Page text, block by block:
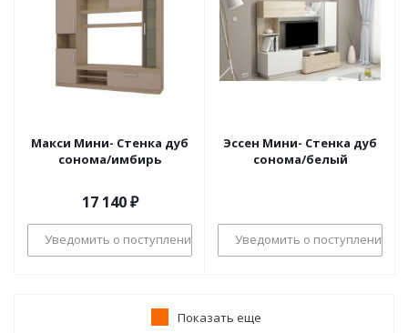
Макси Мини- Стенка дуб
сонома/имбирь
17 140₽
Уведомить о поступлении
Эссен Мини- Стенка дуб
сонома/белый
Уведомить о поступлении
Показать еще